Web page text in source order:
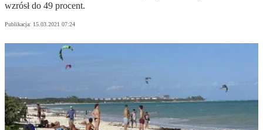
wzrósł do 49 procent.
Publikacja: 15.03.2021 07:24